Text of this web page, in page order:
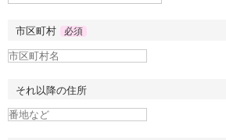
市区町村 必須
それ以降の住所